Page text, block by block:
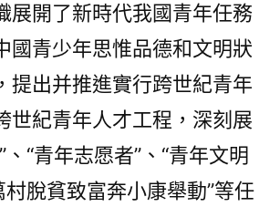
展開了新時代我國青年任務
國青少年思惟品德和文明狀
提出并推進實行跨世紀青年
世紀青年人才工程，深刻展
、“青年志愿者”、“青年文明
村脫貧致富奔小康舉動”等任